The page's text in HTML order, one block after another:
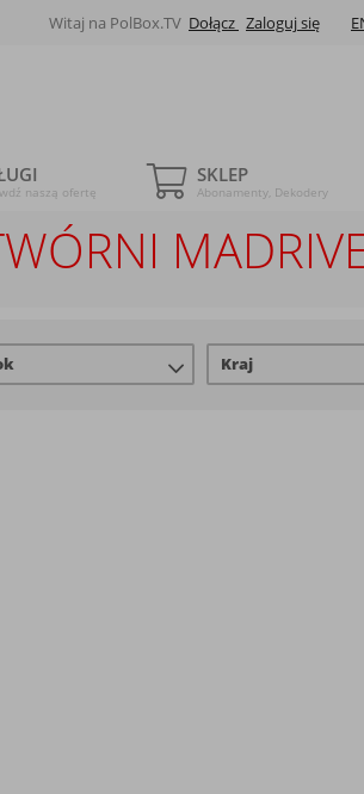
Witaj na PolBox.TV Dołącz Zaloguj się
naszą ofertę
SKLEP
Abonamenty, Dekodery
Kraj